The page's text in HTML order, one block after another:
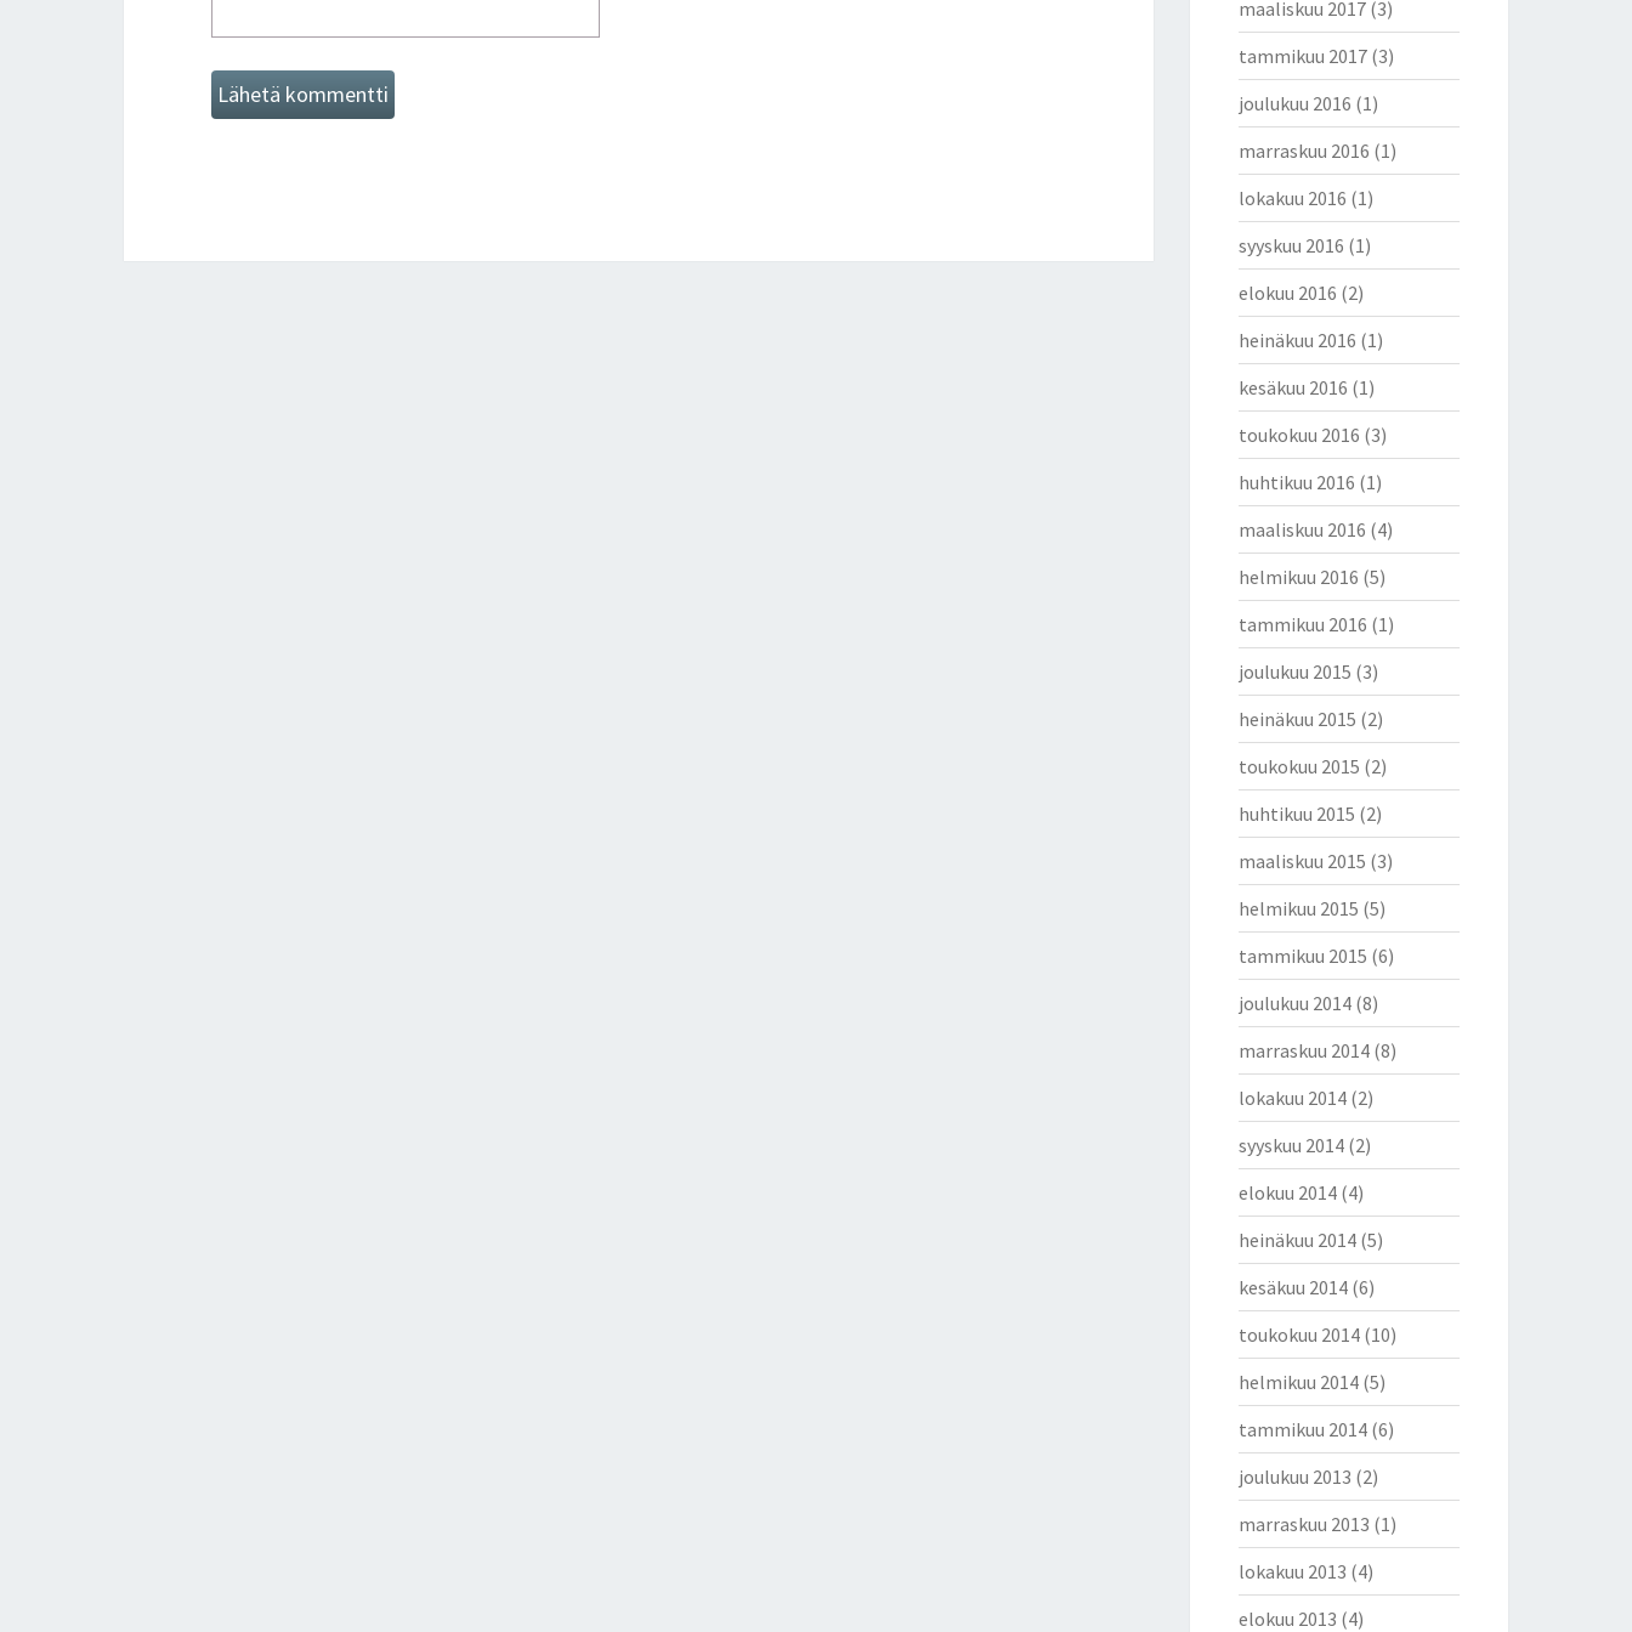
maaliskuu 2017(3)
tammikuu 2017(3)
joulukuu 2016 (1)
marraskuu 2016 (1)
lokakuu 2016 (1)
syyskuu 2016 (1)
elokuu 2016 (2)
heinäkuu 2016 (1)
kesäkuu 2016 (1)
toukokuu 2016 (3)
huhtikuu 2016 (1)
maaliskuu 2016 (4)
helmikuu 2016 (5)
tammikuu 2016 (1)
joulukuu 2015 (3)
heinäkuu 2015 (2)
toukokuu 2015 (2)
huhtikuu 2015 (2)
maaliskuu 2015 (3)
helmikuu 2015 (5)
tammikuu 2015 (6)
joulukuu 2014(8)
marraskuu 2014(8)
lokakuu 2014(2)
syyskuu 2014(2)
elokuu 2014(4)
heinäkuu 2014(5)
kesäkuu 2014(6)
toukokuu 2014(10)
helmikuu 2014(5)
tammikuu 2014(6)
joulukuu 2013 (2)
marraskuu 2013 (1)
lokakuu 2013 (4)
elokuu 2013 (4)